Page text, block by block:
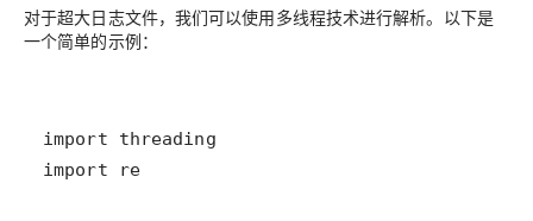
对于超大日志文件，我们可以使用多线程技术进行解析。以下是
一个简单的示例：